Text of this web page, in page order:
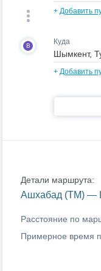
+ Добавить
B Куда
+ Добавить
Детали маршрута:
Ашхабад (TM) —
Расстояние по
Примерное время